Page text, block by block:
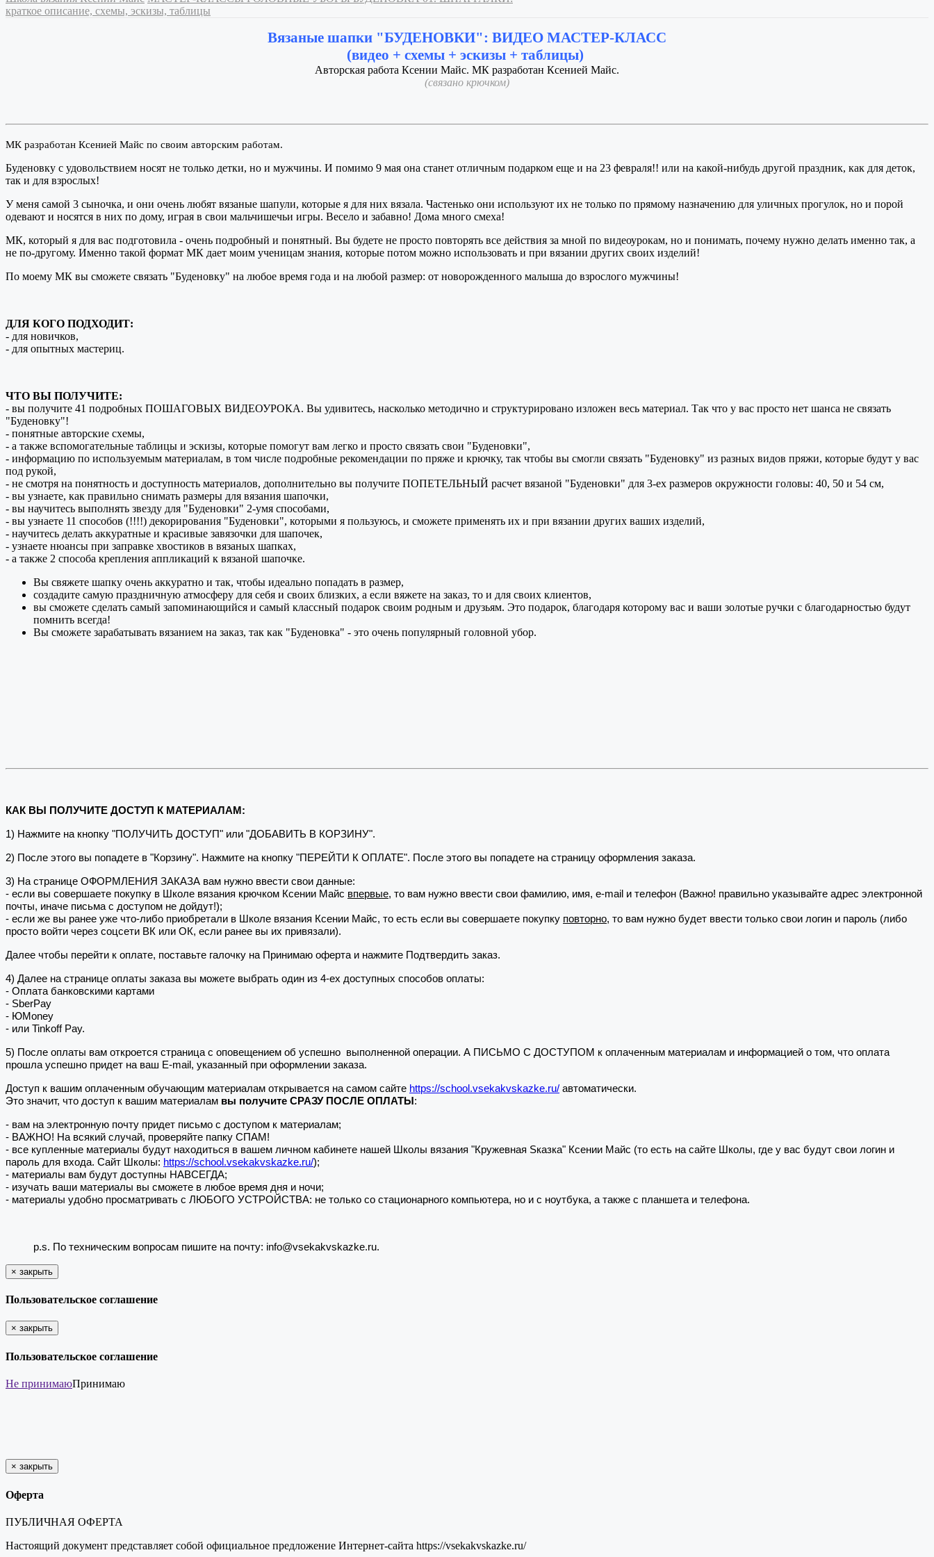
краткое описание, схемы, эскизы, таблицы
Вязаные шапки "БУДЕНОВКИ": ВИДЕО МАСТЕР-КЛАСС
(видео + схемы + эскизы + таблицы)
Авторская работа Ксении Майс. МК разработан Ксенией Майс.
(связано крючком)
МК разработан Ксенией Майс по своим авторским работам.
Буденовку с удовольствием носят не только детки, но и мужчины. И помимо 9 мая она станет отличным подарком еще и на 23 февраля!! или на какой-нибудь другой праздник, как для деток,
так и для взрослых!
У меня самой 3 сыночка, и они очень любят вязаные шапули, которые я для них вязала. Частенько они используют их не только по прямому назначению для уличных прогулок, но и порой
одевают и носятся в них по дому, играя в свои мальчишечьи игры. Весело и забавно! Дома много смеха!
МК, который я для вас подготовила - очень подробный и понятный. Вы будете не просто повторять все действия за мной по видеоурокам, но и понимать, почему нужно делать именно так, а
не по-другому. Именно такой формат МК дает моим ученицам знания, которые потом можно использовать и при вязании других своих изделий!
По моему МК вы сможете связать "Буденовку" на любое время года и на любой размер: от новорожденного малыша до взрослого мужчины!
ДЛЯ КОГО ПОДХОДИТ:
- для новичков,
- для опытных мастериц.
ЧТО ВЫ ПОЛУЧИТЕ:
- вы получите 41 подробных ПОШАГОВЫХ ВИДЕОУРОКА. Вы удивитесь, насколько методично и структурировано изложен весь материал. Так что у вас просто нет шанса не связать
"Буденовку"!
- понятные авторские схемы,
- а также вспомогательные таблицы и эскизы, которые помогут вам легко и просто связать свои "Буденовки",
- информацию по используемым материалам, в том числе подробные рекомендации по пряже и крючку, так чтобы вы смогли связать "Буденовку" из разных видов пряжи, которые будут у вас
под рукой,
- не смотря на понятность и доступность материалов, дополнительно вы получите ПОПЕТЕЛЬНЫЙ расчет вязаной "Буденовки" для 3-ех размеров окружности головы: 40, 50 и 54 см,
- вы узнаете, как правильно снимать размеры для вязания шапочки,
- вы научитесь выполнять звезду для "Буденовки" 2-умя способами,
- вы узнаете 11 способов (!!!!) декорирования "Буденовки", которыми я пользуюсь, и сможете применять их и при вязании других ваших изделий,
- научитесь делать аккуратные и красивые завязочки для шапочек,
- узнаете нюансы при заправке хвостиков в вязаных шапках,
- а также 2 способа крепления аппликаций к вязаной шапочке.
Вы свяжете шапку очень аккуратно и так, чтобы идеально попадать в размер,
создадите самую праздничную атмосферу для себя и своих близких, а если вяжете на заказ, то и для своих клиентов,
вы сможете сделать самый запоминающийся и самый классный подарок своим родным и друзьям. Это подарок, благодаря которому вас и ваши золотые ручки с благодарностью будут
помнить всегда!
Вы сможете зарабатывать вязанием на заказ, так как "Буденовка" - это очень популярный головной убор.
КАК ВЫ ПОЛУЧИТЕ ДОСТУП К МАТЕРИАЛАМ:
1) Нажмите на кнопку "ПОЛУЧИТЬ ДОСТУП" или "ДОБАВИТЬ В КОРЗИНУ".
2) После этого вы попадете в "Корзину". Нажмите на кнопку "ПЕРЕЙТИ К ОПЛАТЕ". После этого вы попадете на страницу оформления заказа.
3) На странице ОФОРМЛЕНИЯ ЗАКАЗА вам нужно ввести свои данные:
- если вы совершаете покупку в Школе вязания крючком Ксении Майс впервые, то вам нужно ввести свои фамилию, имя, e-mail и телефон (Важно! правильно указывайте адрес электронной
почты, иначе письма с доступом не дойдут!);
- если же вы ранее уже что-либо приобретали в Школе вязания Ксении Майс, то есть если вы совершаете покупку повторно, то вам нужно будет ввести только свои логин и пароль (либо
просто войти через соцсети ВК или ОК, если ранее вы их привязали).
Далее чтобы перейти к оплате, поставьте галочку на Принимаю оферта и нажмите Подтвердить заказ.
4) Далее на странице оплаты заказа вы можете выбрать один из 4-ех доступных способов оплаты:
- Оплата банковскими картами
- SberPay
- ЮMoney
- или Tinkoff Pay.
5) После оплаты вам откроется страница с оповещением об успешно выполненной операции. А ПИСЬМО С ДОСТУПОМ к оплаченным материалам и информацией о том, что оплата
прошла успешно придет на ваш E-mail, указанный при оформлении заказа.
Доступ к вашим оплаченным обучающим материалам открывается на самом сайте https://school.vsekakvskazke.ru/ автоматически.
Это значит, что доступ к вашим материалам вы получите СРАЗУ ПОСЛЕ ОПЛАТЫ :
- вам на электронную почту придет письмо с доступом к материалам;
- ВАЖНО! На всякий случай, проверяйте папку СПАМ!
- все купленные материалы будут находиться в вашем личном кабинете нашей Школы вязания "Кружевная Sказка" Ксении Майс (то есть на сайте Школы, где у вас будут свои логин и
пароль для входа. Сайт Школы: https://school.vsekakvskazke.ru/);
- материалы вам будут доступны НАВСЕГДА;
- изучать ваши материалы вы сможете в любое время дня и ночи;
- материалы удобно просматривать с ЛЮБОГО УСТРОЙСТВА: не только со стационарного компьютера, но и с ноутбука, а также с планшета и телефона.
p.s. По техническим вопросам пишите на почту: info@vsekakvskazke.ru.
× закрыть
Пользовательское соглашение
× закрыть
Пользовательское соглашение
Не принимаюПринимаю
× закрыть
Оферта
ПУБЛИЧНАЯ ОФЕРТА
Настоящий документ представляет собой официальное предложение Интернет-сайта https://vsekakvskazke.ru/